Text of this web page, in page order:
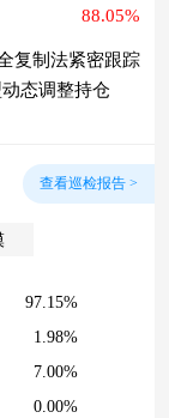
88.05%
复制法紧密跟踪
态调整持仓
查看巡检报告 >
97.15%
1.98%
7.00%
0.00%